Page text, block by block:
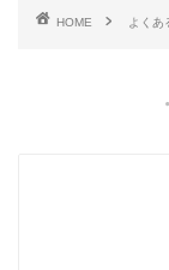
HOME よくあ